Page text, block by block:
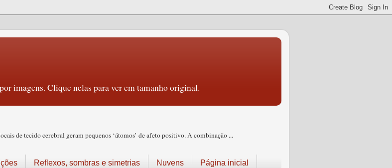
imagens. Clique nelas para ver em tamanho original.
de tecido cerebral geram pequenos ‘átomos’ de afeto positivo. A combinação ...
Reflexos, sombras e simetrias Nuvens Página inicial